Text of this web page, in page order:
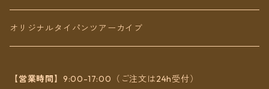
アンクレット
オリジナルタイパンツアーカイブ
【営業時間】 9:00-17:00（ご注文は24h受付）